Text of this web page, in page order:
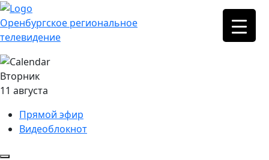
Оренбургское региональное
телевидение
Вторник
11 августа
Прямой эфир
Видеоблокнот